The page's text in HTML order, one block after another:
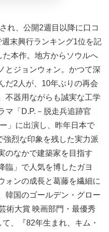
れ、公開2週⽬以降に⼝コ
末興⾏ランキング1位を記
本作。地方からソウルへ
とジョンウォン。かつて深
だ2人が、10年ぶりの再会
不器用ながらも誠実な工学
マ「D.P.－脱走兵追跡官
」に出演し、昨年日本で
烈な印象を残した実力派
のなかで建築家を目指す
臨」で人気を博したガヨ
ォンの成長と葛藤を繊細に
韓国のゴールデン・グロー
術大賞 映画部門・最優秀
、『82年生まれ、キム・